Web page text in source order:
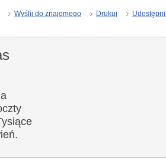
Wyślij do znajomego Drukuj Udostępnij